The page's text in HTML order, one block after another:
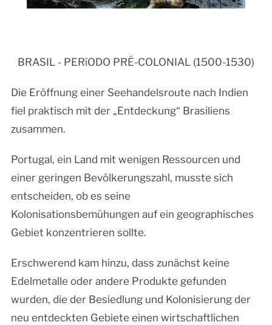
BRASIL - PERíODO PRÉ-COLONIAL (1500-1530)
Die Eröffnung einer Seehandelsroute nach Indien
fiel praktisch mit der „Entdeckung“ Brasiliens
zusammen.
Portugal, ein Land mit wenigen Ressourcen und
einer geringen Bevölkerungszahl, musste sich
entscheiden, ob es seine
Kolonisationsbemühungen auf ein geographisches
Gebiet konzentrieren sollte.
Erschwerend kam hinzu, dass zunächst keine
Edelmetalle oder andere Produkte gefunden
wurden, die der Besiedlung und Kolonisierung der
neu entdeckten Gebiete einen wirtschaftlichen